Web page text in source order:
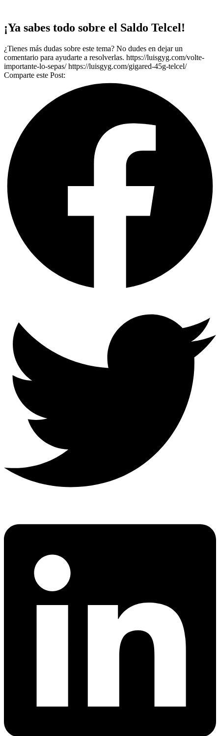
¡Ya sabes todo sobre el Saldo Telcel!
¿Tienes más dudas sobre este tema? No dudes en dejar un
comentario para ayudarte a resolverlas. https://luisgyg.com/volte-
importante-lo-sepas/ https://luisgyg.com/gigared-45g-telcel/
Comparte este Post: